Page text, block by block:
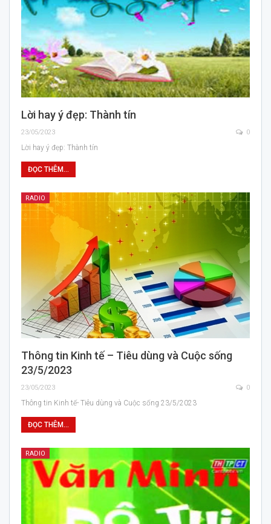
Lời hay ý đẹp: Thành tín
23/05/2023 0
Lời hay ý đẹp: Thành tín
ĐỌC THÊM...
RADIO
Thông tin Kinh tế – Tiêu dùng và Cuộc sống
23/5/2023
23/05/2023 0
Thông tin Kinh tế- Tiêu dùng và Cuộc sống 23/5/2023
ĐỌC THÊM...
RADIO